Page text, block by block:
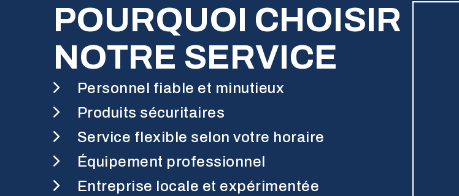
POURQUOI CHOISIR
NOTRE SERVICE
Personnel fiable et minutieux
Produits sécuritaires
Service flexible selon votre horaire
Équipement professionnel
Entreprise locale et expérimentée